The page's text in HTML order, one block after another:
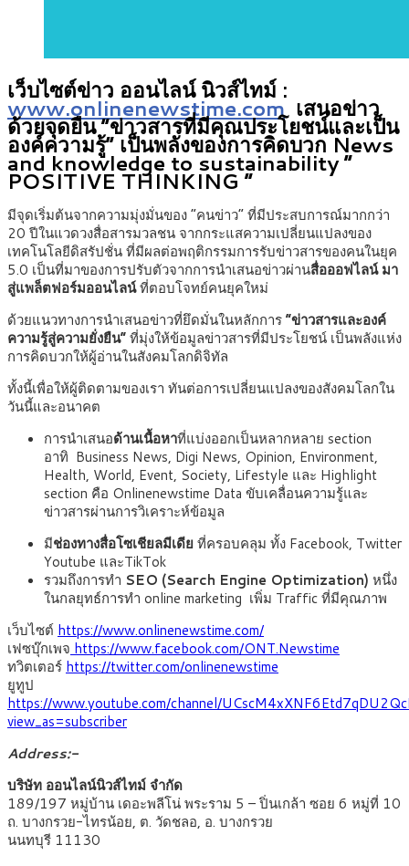
เว็บไซต์ข่าว ออนไลน์ นิวส์ไทม์ :
www.onlinenewstime.comเสนอข่าว
ด้วยจุดยืน “ข่าวสารที่มีคุณประโยชน์และเป็น
องค์ความรู้” เป็นพลังของการคิดบวก News
and knowledge to sustainability ”
POSITIVE THINKING “
มีจุดเริ่มต้นจากความมุ่งมั่นของ “คนข่าว” ที่มีประสบการณ์มากกว่า
20 ปีในแวดวงสื่อสารมวลชน จากกระแสความเปลี่ยนแปลงของ
เทคโนโลยีดิสรัปชั่น ที่มีผลต่อพฤติกรรมการรับข่าวสารของคนในยุค
5.0 เป็นที่มาของการปรับตัวจากการนำเสนอข่าวผ่านสื่อออฟไลน์ มา
สู่แพล็ตฟอร์มออนไลน์ที่ตอบโจทย์คนยุคใหม่
ด้วยแนวทางการนำเสนอข่าวที่ยึดมั่นในหลักการ“ข่าวสารและองค์
ความรู้สู่ความยั่งยืน”ที่มุ่งให้ข้อมูลข่าวสารที่มีประโยชน์ เป็นพลังแห่ง
การคิดบวกให้ผู้อ่านในสังคมโลกดิจิทัล
ทั้งนี้เพื่อให้ผู้ติดตามของเรา ทันต่อการเปลี่ยนแปลงของสังคมโลกใน
วันนี้และอนาคต
การนำเสนอด้านเนื้อหาที่แบ่งออกเป็นหลากหลาย section
อาทิ Business News, Digi News, Opinion, Environment,
Health, World, Event, Society, Lifestyle และ Highlight
section คือ Onlinenewstime Data ขับเคลื่อนความรู้และ
ข่าวสารผ่านการวิเคราะห์ข้อมูล
มีช่องทางสื่อโซเชียลมีเดียที่ครอบคลุม ทั้ง Facebook, Twitter
Youtube และTikTok
รวมถึงการทำ SEO (Search Engine Optimization) หนึ่ง
ในกลยุทธ์การทำ online marketing เพิ่ม Traffic ที่มีคุณภาพ
เว็บไซต์ https://www.onlinenewstime.com/
เฟซบุ๊กเพจ https://www.facebook.com/ONT.Newstime
ทวิตเตอร์ https://twitter.com/onlinenewstime
ยูทูป
https://www.youtube.com/channel/
view_as=subscriber
Address:-
บริษัท ออนไลน์นิวส์ไทม์ จำกัด
189/197 หมู่บ้าน เดอะพลีโน่ พระราม 5 – ปิ่นเกล้า ซอย 6 หมู่ที่ 10
ถ. บางกรวย-ไทรน้อย, ต. วัดชลอ, อ. บางกรวย
นนทบุรี 11130